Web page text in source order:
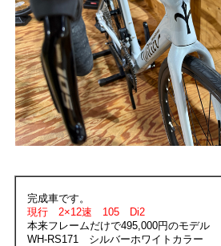
完成車です。
現行 2×12速 105 Di2
本来フレームだけで495,000円のモデル
WH-RS171 シルバーホワイトカラー